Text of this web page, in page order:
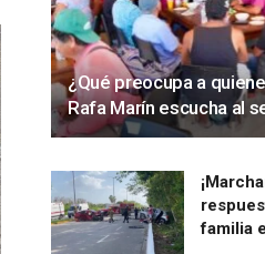
¿Qué preocupa a
Rafa Marín escucha al
familia